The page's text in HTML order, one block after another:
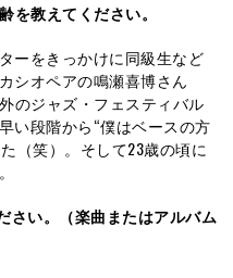
を教えてください。
ーをきっかけに同級生など
シオペアの鳴瀬喜博さん
のジャズ・フェスティバル
い段階から“僕はベースの方
（笑）。そして23歳の頃に
さい。（楽曲またはアルバム